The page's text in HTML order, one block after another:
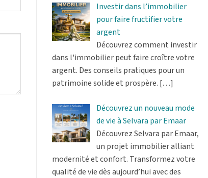
Investir dans l’immobilier
pour faire fructifier votre
argent
Découvrez comment investir
dans l'immobilier peut faire croître votre
argent. Des conseils pratiques pour un
patrimoine solide et prospère. […]
Découvrez un nouveau mode
de vie à Selvara par Emaar
Découvrez Selvara par Emaar,
un projet immobilier alliant
modernité et confort. Transformez votre
qualité de vie dès aujourd’hui avec des